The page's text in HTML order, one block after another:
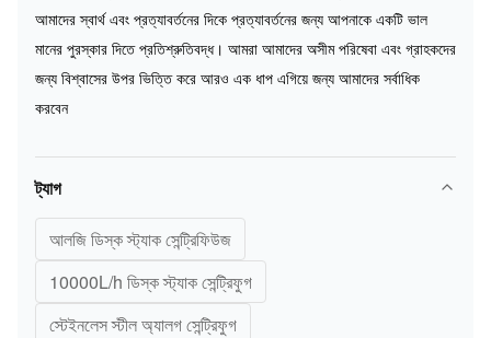
আমাদের স্বার্থ এবং প্রত্যাবর্তনের দিকে প্রত্যাবর্তনের জন্য আপনাকে একটি ভাল
মানের পুরস্কার দিতে প্রতিশ্রুতিবদ্ধ। আমরা আমাদের অসীম পরিষেবা এবং গ্রাহকদের
জন্য বিশ্বাসের উপর ভিত্তি করে আরও এক ধাপ এগিয়ে জন্য আমাদের সর্বাধিক
করবেন
ট্যাগ
আলজি ডিস্ক স্ট্যাক সেন্ট্রিফিউজ
10000L/h ডিস্ক স্ট্যাক সেন্ট্রিফুগ
স্টেইনলেস স্টীল অ্যালগ সেন্ট্রিফুগ